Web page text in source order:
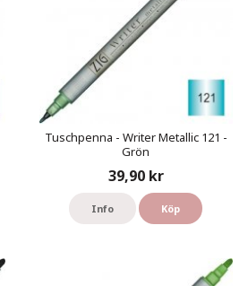
Tuschpenna - Writer Metallic 121 -
Grön
39,90 kr
Info Köp